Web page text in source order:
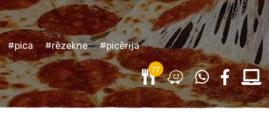
#pica #rēzekne #picērija
77